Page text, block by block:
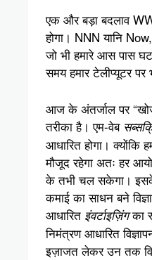
एक और बड़ा बदलाव
होगा। NNN यानि
जो भी हमारे आस पास
समय हमार टेलीप्यूटर पर
आज के अंतर्जाल पर
तरीका है। एम-वेब
आधारित होगा। क्योंकि
मौजूद रहेगा अतः हर
के तभी चल सकेगा।
कमाई का साधन बने
आधारित इंवर्टाइज़िंगका
निमंत्रण आधारित
इज़ाजत लेकर उन तक